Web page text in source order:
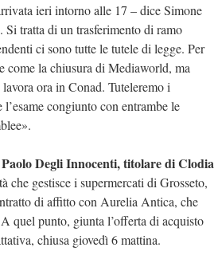
ieri intorno alle 17 – dice Simone
tratta di un trasferimento di ramo
ci sono tutte le tutele di legge. Per
come la chiusura di Mediaworld, ma
ora in Conad. Tuteleremo i
congiunto con entrambe le
Paolo Degli Innocenti, titolare di Clodia
che gestisce i supermercati di Grosseto,
di affitto con Aurelia Antica, che
quel punto, giunta l’offerta di acquisto
chiusa giovedì 6 mattina.